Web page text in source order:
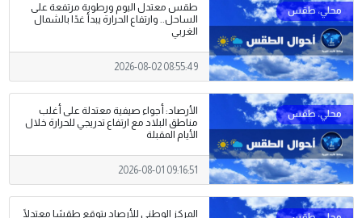
طقس معتدل اليوم ورطوبة مرتفعة على
الساحل.. وارتفاع الحرارة يبدأ غدًا بالشمال
الغربي
2026-08-02 08:55:49
الأرصاد: أجواء صيفية معتدلة على أغلب
مناطق البلاد مع ارتفاع تدريجي للحرارة خلال
الأيام المقبلة
2026-08-01 09:16:51
المركز الوطني للأرصاد يتوقع طقسًا معتدلًا